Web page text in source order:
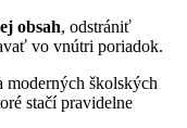
obsah, odstrániť
vo vnútri poriadok.
moderných školských
stačí pravidelne